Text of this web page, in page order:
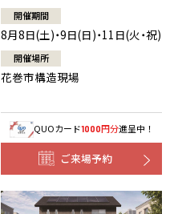
開催期間
8月8日(土)・9日(日)・11日(火・祝)
開催場所
花巻市構造現場
QUOカード1000円分進呈中！
ご来場予約